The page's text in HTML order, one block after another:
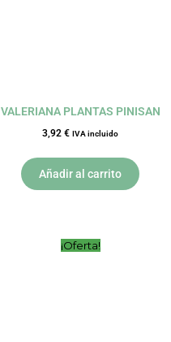
VALERIANA PLANTAS PINISAN
3,92 € IVA incluido
Añadir al carrito
¡Oferta!
El
precio
El
precio